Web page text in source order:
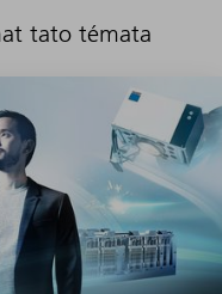
tato témata